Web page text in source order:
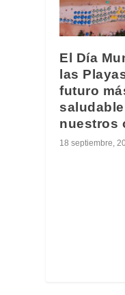
El Día
las
futuro
nuestros
18 septiembre,